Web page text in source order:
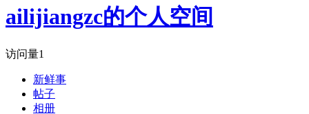
ailijiangzc的个人空间
访问量1
新鲜事
帖子
相册